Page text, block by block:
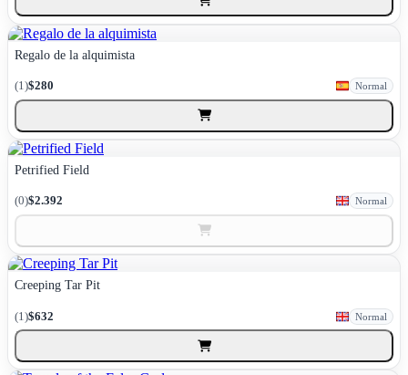
Regalo de la alquimista
(1)$280 Normal
Petrified Field
(0)$2.392 Normal
Creeping Tar Pit
(1)$632 Normal